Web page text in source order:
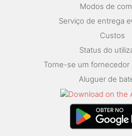
Modos de
Serviço de entrega
Custos
Status do
Torne-se um fornecedor
Aluguer de